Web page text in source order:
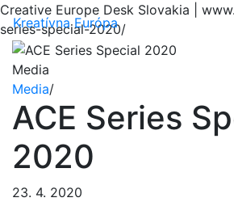
Creative Europe Desk Slovakia |
series-special-2020/
Kreatívna Európa
Media
Media/
ACE Series
2020
23. 4. 2020